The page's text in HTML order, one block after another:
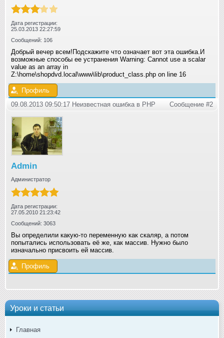
Уроки и статьи
Главная
Дата регистрации:
25.03.2013 22:27:59
Сообщений: 106
Добрый вечер всем!Подскажите что означает вот эта ошибка.И
возможные способы ее устранения Warning: Cannot use a scalar
value as an array in
Z:\home\shopdvd.local\www\lib\product_class.php on line 16
Профиль
09.08.2013 09:50:17 Неизвестная ошибка в PHP
Сообщение #2
Admin
Администратор
Дата регистрации:
27.05.2010 21:23:42
Сообщений: 3063
Вы определили какую-то переменную как скаляр, а потом
попытались использовать её же, как массив. Нужно было
изначально присвоить ей массив.
Профиль